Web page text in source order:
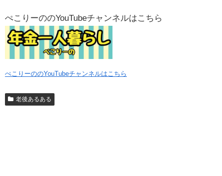
ぺこりーののYouTubeチャンネルはこちら
ぺこりーののYouTubeチャンネルはこちら
老後あるある